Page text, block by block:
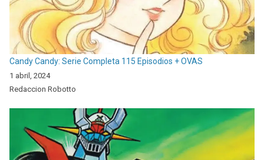
Candy Candy: Serie Completa 115 Episodios + OVAS
1 abril, 2024
Redaccion Robotto